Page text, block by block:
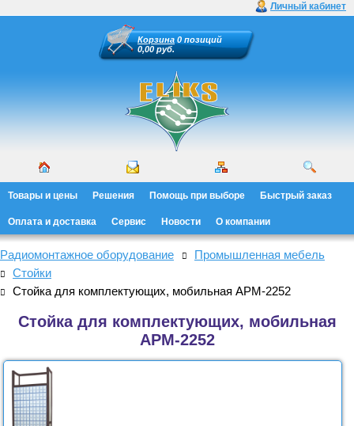
Личный кабинет
Корзина 0 позиций
0,00 руб.
Товары и цены Решения Помощь при выборе Быстрый заказ
Оплата и доставка Сервис Новости О компании
Радиомонтажное оборудование
Промышленная мебель
Стойки
Стойка для комплектующих, мобильная АРМ-2252
Стойка для комплектующих, мобильная
АРМ-2252